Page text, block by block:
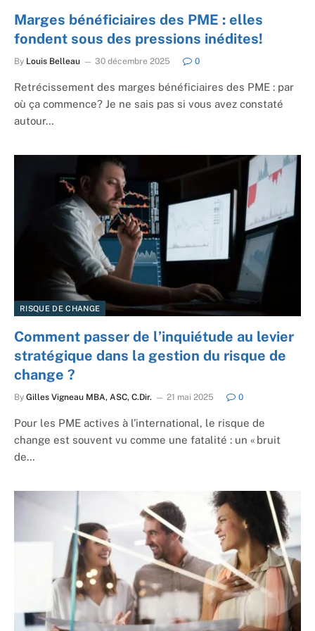
Marges bénéficiaires des PME : elles
fondent sous des pressions inédites!
By Louis Belleau 30 décembre 2025 0
Retrécissement des marges bénéficiaires des PME : par
où ça commence? Je ne sais pas si vous avez constaté
autour…
RISQUE DE CHANGE
Comment passer de l’inquiétude au levier
stratégique dans la gestion du risque de
change ?
By Gilles Vigneau MBA, ASC, C.Dir. 21 mai 2025 0
Pour les PME actives à l’international, le risque de
change est souvent vu comme une fatalité : un « bruit
de…